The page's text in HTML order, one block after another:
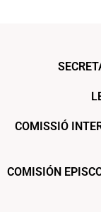
COMISSIÓ
COMISIÓN